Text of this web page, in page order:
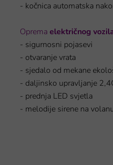
- kočnica automatska
Oprema električnog
- sigurnosni pojasevi
- otvaranje vrata
- sjedalo od mekane
- daljinsko upravljanje
- prednja LED svjetla
- melodije sirene na